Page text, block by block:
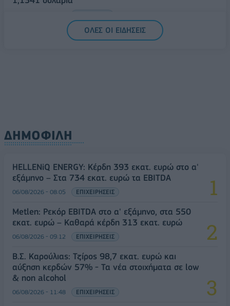
ΟΛΕΣ ΟΙ ΕΙΔΗΣΕΙΣ
ΔΗΜΟΦΙΛΗ
HELLENiQ ENERGY: Κέρδη 393 εκατ. ευρώ στο α'
εξάμηνο – Στα 734 εκατ. ευρώ τα EBITDA
06/08/2026 - 08:05 ΕΠΙΧΕΙΡΗΣΕΙΣ
Metlen: Ρεκόρ EBITDA στο α' εξάμηνο, στα 550
εκατ. ευρώ – Καθαρά κέρδη 313 εκατ. ευρώ
06/08/2026 - 09:12 ΕΠΙΧΕΙΡΗΣΕΙΣ
Β.Σ. Καρούλιας: Τζίρος 98,7 εκατ. ευρώ και
αύξηση κερδών 57% - Τα νέα στοιχήματα σε low
& non alcohol
06/08/2026 - 11:48 ΕΠΙΧΕΙΡΗΣΕΙΣ